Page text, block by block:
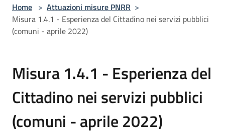
Home > Attuazioni misure PNRR >
Misura 1.4.1 - Esperienza del Cittadino nei servizi pubblici
(comuni - aprile 2022)
Misura 1.4.1 - Esperienza del
Cittadino nei servizi pubblici
(comuni - aprile 2022)